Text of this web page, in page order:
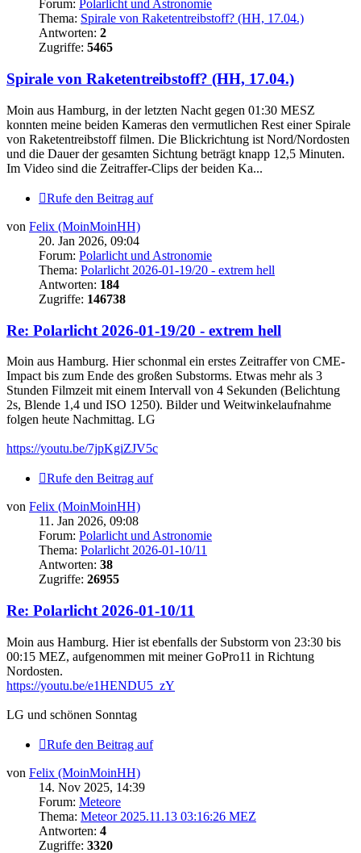
Forum: Polarlicht und Astronomie
Thema: Spirale von Raketentreibstoff? (HH, 17.04.)
Antworten: 2
Zugriffe: 5465
Spirale von Raketentreibstoff? (HH, 17.04.)
Moin aus Hamburg, in der letzten Nacht gegen 01:30 MESZ
konnten meine beiden Kameras den vermutlichen Rest einer Spirale
von Raketentreibstoff filmen. Die Blickrichtung ist Nord/Nordosten
und die Dauer der gesamten Sichtung beträgt knapp 12,5 Minuten.
Im Video sind die Zeitraffer-Clips der beiden Ka...
Rufe den Beitrag auf
von Felix (MoinMoinHH)
20. Jan 2026, 09:04
Forum: Polarlicht und Astronomie
Thema: Polarlicht 2026-01-19/20 - extrem hell
Antworten: 184
Zugriffe: 146738
Re: Polarlicht 2026-01-19/20 - extrem hell
Moin aus Hamburg. Hier schonmal ein erstes Zeitraffer von CME-
Impact bis zum Ende des großen Substorms. Etwas mehr als 3
Stunden Filmzeit mit einem Intervall von 4 Sekunden (Belichtung
2s, Blende 1,4 und ISO 1250). Bilder und Weitwinkelaufnahme
folgen heute Nachmittag. LG
https://youtu.be/7jpKgiZJV5c
Rufe den Beitrag auf
von Felix (MoinMoinHH)
11. Jan 2026, 09:08
Forum: Polarlicht und Astronomie
Thema: Polarlicht 2026-01-10/11
Antworten: 38
Zugriffe: 26955
Re: Polarlicht 2026-01-10/11
Moin aus Hamburg. Hier ist ebenfalls der Substorm von 23:30 bis
00:15 MEZ, aufgenommen mit meiner GoPro11 in Richtung
Nordosten.
https://youtu.be/e1HENDU5_zY
LG und schönen Sonntag
Rufe den Beitrag auf
von Felix (MoinMoinHH)
14. Nov 2025, 14:39
Forum: Meteore
Thema: Meteor 2025.11.13 03:16:26 MEZ
Antworten: 4
Zugriffe: 3320